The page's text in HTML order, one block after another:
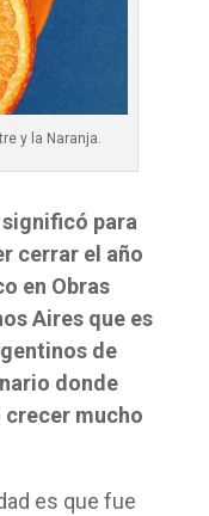
y la Naranja.
para
cerrar el año
en Obras
Aires que es
de
donde
crecer mucho
es que fue